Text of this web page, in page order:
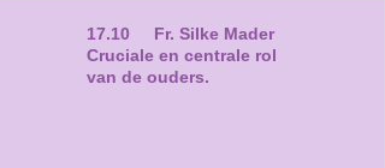
17.10 Fr. Silke Mader
Cruciale en centrale rol
van de ouders.